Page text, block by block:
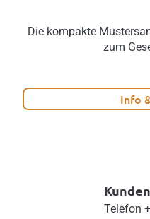
Die kompakte
zum
Info
Telefon